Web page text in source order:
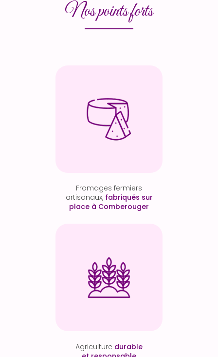
Nos points forts
Fromages fermiers
artisanaux, fabriqués sur
place à Comberouger
Agriculture durable